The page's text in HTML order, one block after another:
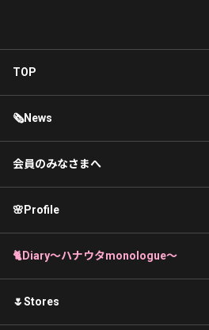
TOP
🗞News
会員のみなさまへ
🌸Profile
🐈Diary〜ハナウタmonologue〜
🌷Stores